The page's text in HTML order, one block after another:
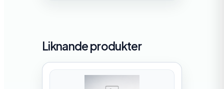
Liknande produkter